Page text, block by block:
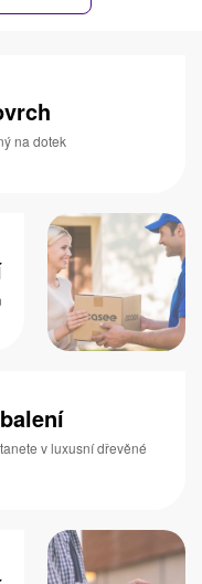
na dotek
v luxusní dřevěné